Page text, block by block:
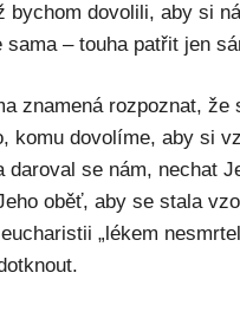
bychom dovolili, aby si
– touha patřit jen
znamená rozpoznat, že
komu dovolíme, aby si
se nám, nechat
oběť, aby se stala
„lékem